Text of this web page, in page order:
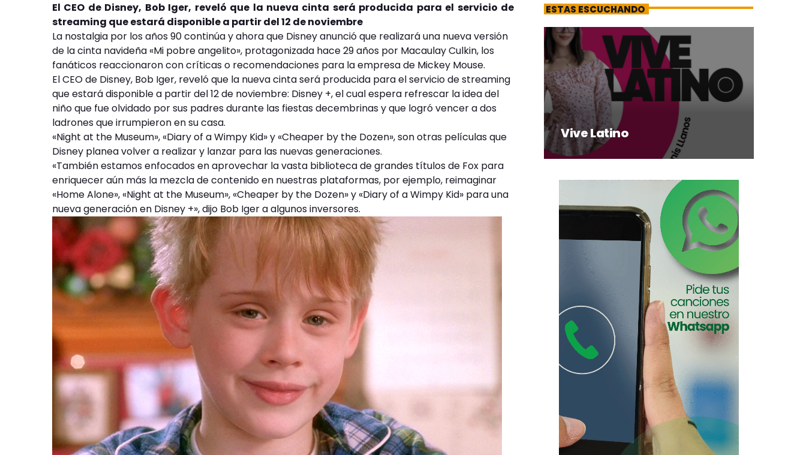
El CEO de Disney, Bob Iger, reveló que la nueva cinta será producida para el servicio de
streaming que estará disponible a partir del 12 de noviembre
La nostalgia por los años 90 continúa y ahora que Disney anunció que realizará una nueva versión
de la cinta navideña «Mi pobre angelito», protagonizada hace 29 años por Macaulay Culkin, los
fanáticos reaccionaron con críticas o recomendaciones para la empresa de Mickey Mouse.
El CEO de Disney, Bob Iger, reveló que la nueva cinta será producida para el servicio de streaming
que estará disponible a partir del 12 de noviembre: Disney +, el cual espera refrescar la idea del
niño que fue olvidado por sus padres durante las fiestas decembrinas y que logró vencer a dos
ladrones que irrumpieron en su casa.
«Night at the Museum», «Diary of a Wimpy Kid» y «Cheaper by the Dozen», son otras películas que
Disney planea volver a realizar y lanzar para las nuevas generaciones.
«También estamos enfocados en aprovechar la vasta biblioteca de grandes títulos de Fox para
enriquecer aún más la mezcla de contenido en nuestras plataformas, por ejemplo, reimaginar
«Home Alone», «Night at the Museum», «Cheaper by the Dozen» y «Diary of a Wimpy Kid» para una
nueva generación en Disney +», dijo Bob Iger a algunos inversores.
ESTAS ESCUCHANDO
Vive Latino